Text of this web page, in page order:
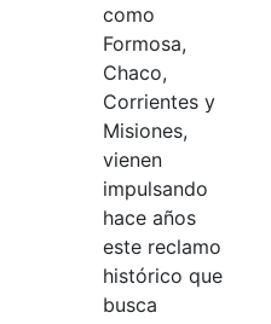
como
Formosa,
Chaco,
Corrientes y
Misiones,
vienen
impulsando
hace años
este reclamo
histórico que
busca